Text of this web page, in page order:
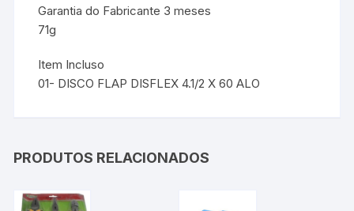
Garantia do Fabricante 3 meses
71g
Item Incluso
01- DISCO FLAP DISFLEX 4.1/2 X 60 ALO
PRODUTOS RELACIONADOS